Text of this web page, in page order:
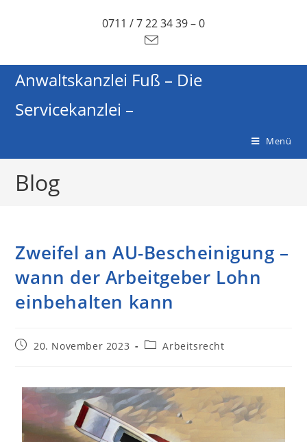
0711 / 7 22 34 39 – 0
Anwaltskanzlei Fuß – Die
Servicekanzlei –
Menü
Blog
Zweifel an AU-Bescheinigung –
wann der Arbeitgeber Lohn
einbehalten kann
20. November 2023 Arbeitsrecht